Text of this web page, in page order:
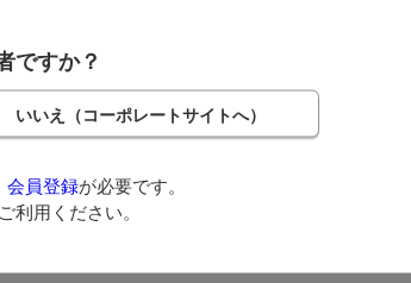
ですか？
会員登録が必要です。
利用ください。